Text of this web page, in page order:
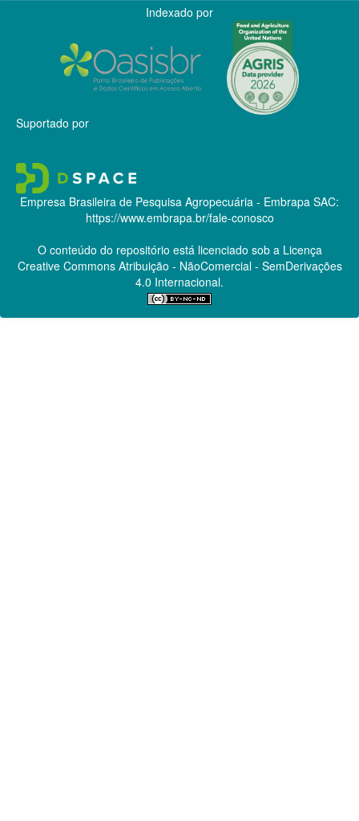
Indexado por
Suportado por
Empresa Brasileira de Pesquisa Agropecuária - Embrapa SAC:
https://www.embrapa.br/fale-conosco
O conteúdo do repositório está licenciado sob a Licença
Creative CommonsAtribuição - NãoComercial - SemDerivações
4.0 Internacional.